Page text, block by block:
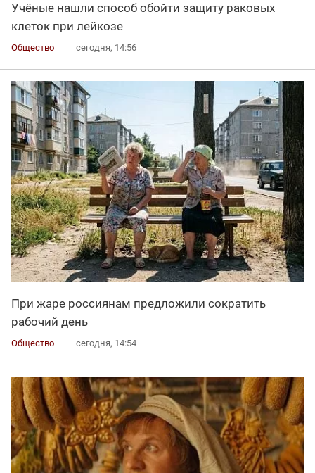
Учёные нашли способ обойти защиту раковых
клеток при лейкозе
Общество сегодня, 14:56
При жаре россиянам предложили сократить
рабочий день
Общество сегодня, 14:54